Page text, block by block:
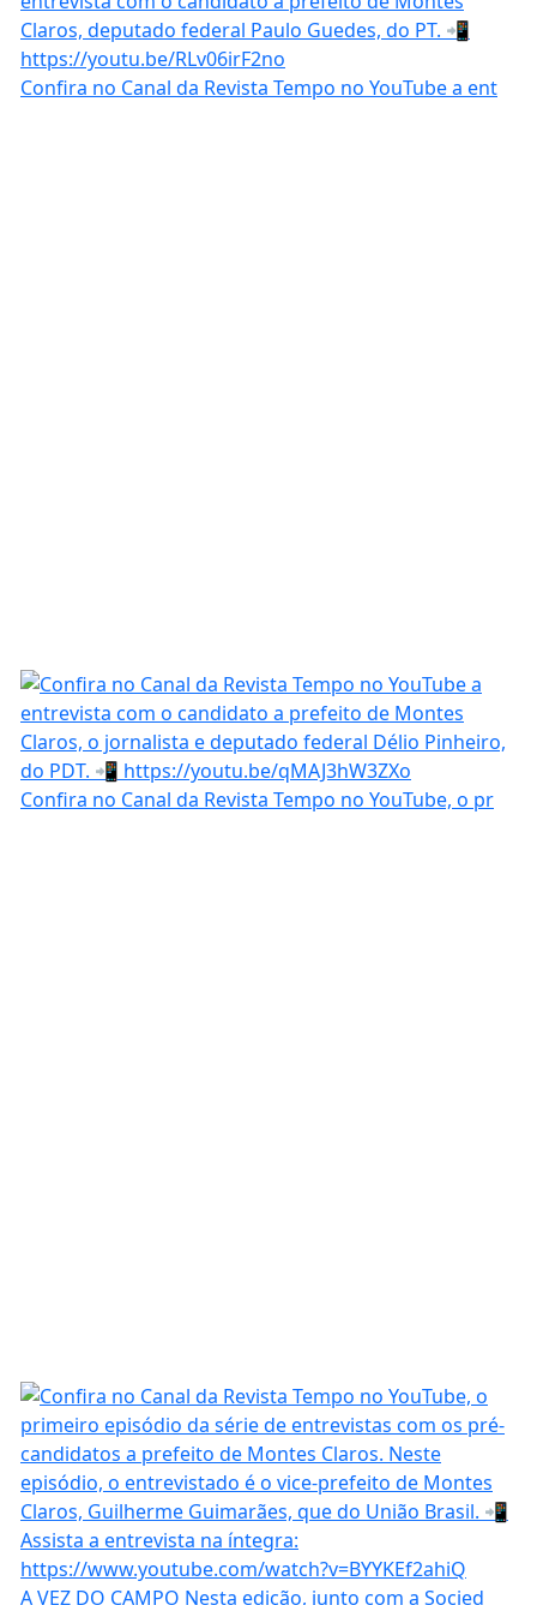
Confira no Canal da Revista Tempo no YouTube a ent
Confira no Canal da Revista Tempo no YouTube, o pr
A VEZ DO CAMPO Nesta edição, junto com a Socied